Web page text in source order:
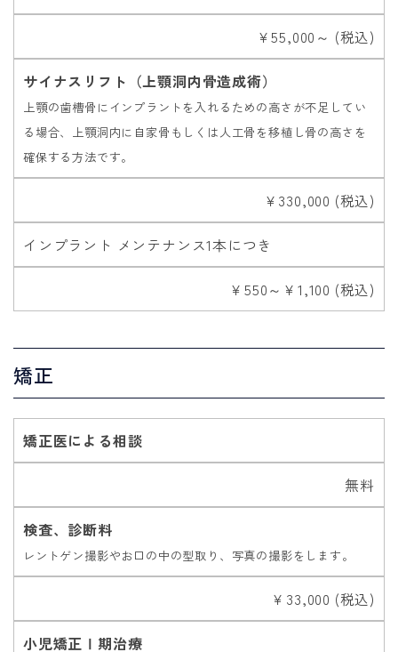
￥55,000～ (税込)
サイナスリフト（上顎洞内骨造成術）
上顎の歯槽骨にインプラントを入れるための高さが不足してい
る場合、上顎洞内に自家骨もしくは人工骨を移植し骨の高さを
確保する方法です。
￥330,000 (税込)
インプラント メンテナンス1本につき
￥550～￥1,100 (税込)
矯正
矯正医による相談
無料
検査、診断料
レントゲン撮影やお口の中の型取り、写真の撮影をします。
￥33,000 (税込)
小児矯正Ⅰ期治療